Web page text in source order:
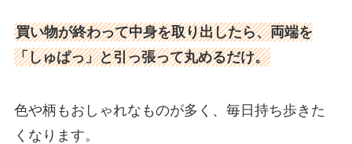
買い物が終わって中身を取り出したら、両端を
「しゅぱっ」と引っ張って丸めるだけ。
色や柄もおしゃれなものが多く、毎日持ち歩きた
くなります。